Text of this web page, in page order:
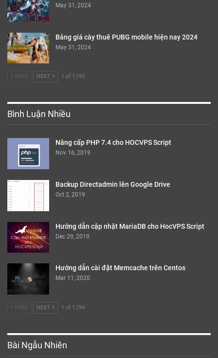
May 31, 2024
Bảng giá cày thuê PUBG mobile hiện nay 2024
May 31, 2024
PREV NEXT 1 of 1,195
Bình Luận Nhiều
Nâng cấp PHP 7.4 cho HOCVPS Script
Nov 16, 2019
Backup Directadmin lên Google Drive
Oct 2, 2019
Hướng dẫn cập nhật MariaDB cho HocVPS Script
Dec 29, 2019
Hướng dẫn cài đặt Memcache trên Centos
Mar 11, 2020
PREV NEXT 1 of 1,194
Bài Ngẫu Nhiên